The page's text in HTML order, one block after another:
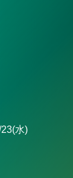
水)